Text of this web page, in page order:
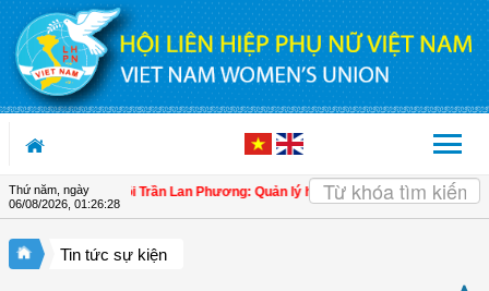
Truy cập nội dung luôn
Thứ năm, ngày
06/08/2026, 01:26:29
biểu Quốc hội Trần Lan Phương: Quản lý hải quan cần giúp doanh nghiệp
Tin tức sự kiện